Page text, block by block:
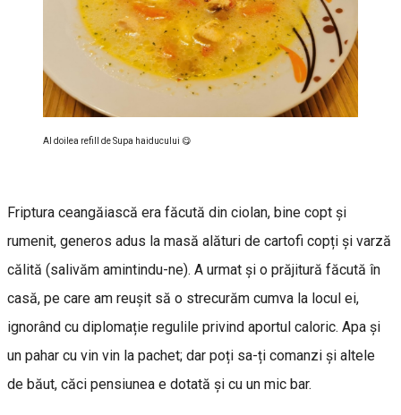
Al doilea refill de Supa haiducului 😋
Friptura ceangăiască era făcută din ciolan, bine copt și
rumenit, generos adus la masă alături de cartofi copți și varză
călită (salivăm amintindu-ne). A urmat și o prăjitură făcută în
casă, pe care am reușit să o strecurăm cumva la locul ei,
ignorând cu diplomație regulile privind aportul caloric. Apa și
un pahar cu vin vin la pachet; dar poți sa-ți comanzi și altele
de băut, căci pensiunea e dotată și cu un mic bar.